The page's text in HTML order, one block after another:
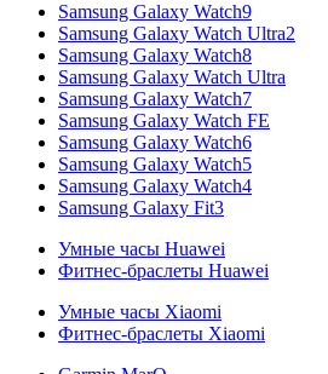
Samsung Galaxy Watch9
Samsung Galaxy Watch Ultra2
Samsung Galaxy Watch8
Samsung Galaxy Watch Ultra
Samsung Galaxy Watch7
Samsung Galaxy Watch FE
Samsung Galaxy Watch6
Samsung Galaxy Watch5
Samsung Galaxy Watch4
Samsung Galaxy Fit3
Умные часы Huawei
Фитнес-браслеты Huawei
Умные часы Xiaomi
Фитнес-браслеты Xiaomi